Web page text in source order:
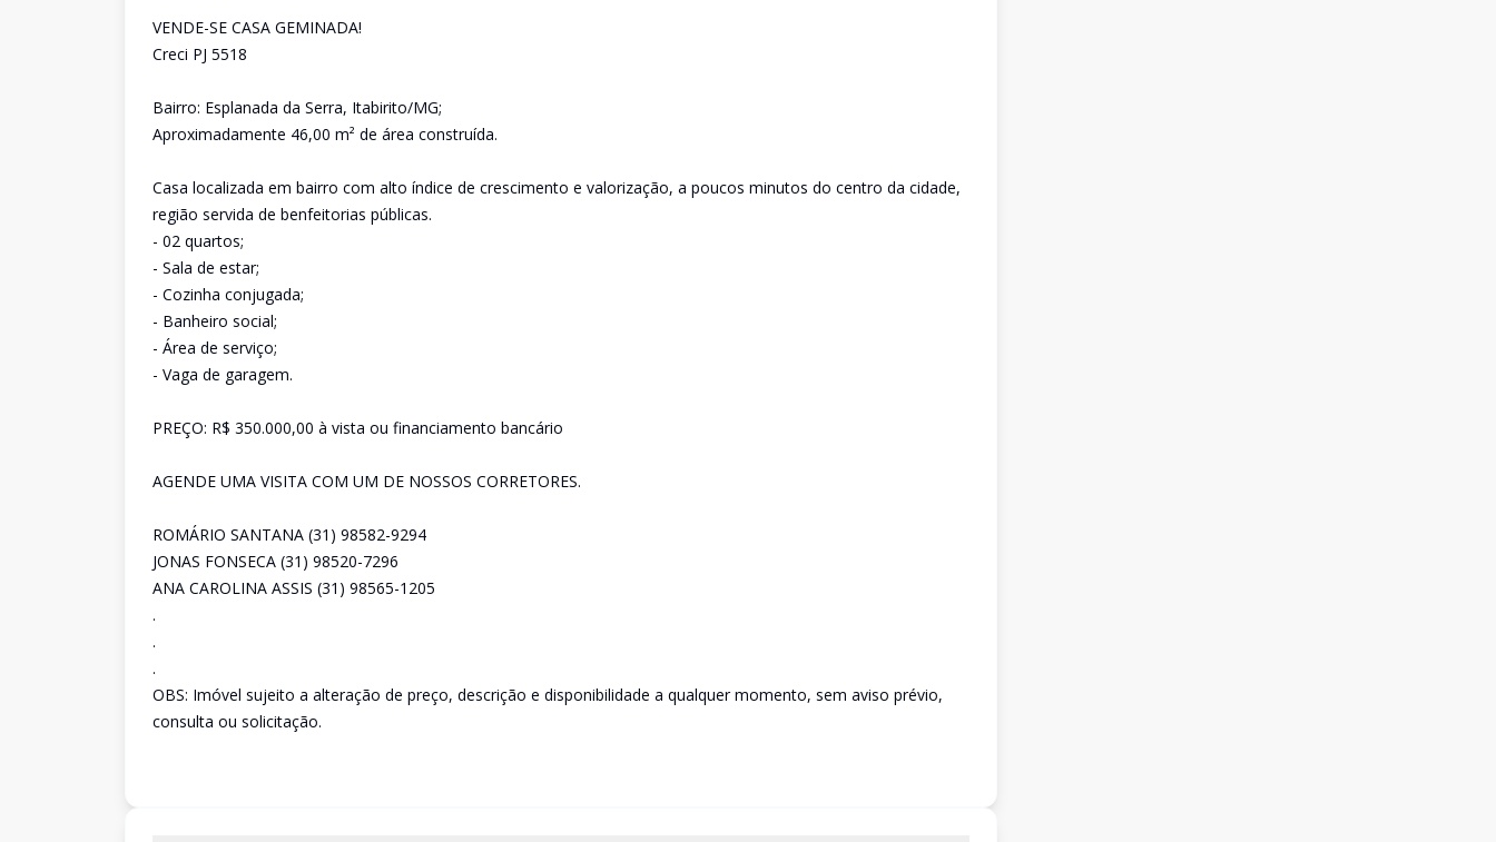
VENDE-SE CASA GEMINADA!
Creci PJ 5518
Bairro: Esplanada da Serra, Itabirito/MG;
Aproximadamente 46,00 m² de área construída.
Casa localizada em bairro com alto índice de crescimento e valorização, a poucos minutos do centro da cidade,
região servida de benfeitorias públicas.
- 02 quartos;
- Sala de estar;
- Cozinha conjugada;
- Banheiro social;
- Área de serviço;
- Vaga de garagem.
PREÇO: R$ 350.000,00 à vista ou financiamento bancário
AGENDE UMA VISITA COM UM DE NOSSOS CORRETORES.
ROMÁRIO SANTANA (31) 98582-9294
JONAS FONSECA (31) 98520-7296
ANA CAROLINA ASSIS (31) 98565-1205
.
.
.
OBS: Imóvel sujeito a alteração de preço, descrição e disponibilidade a qualquer momento, sem aviso prévio,
consulta ou solicitação.